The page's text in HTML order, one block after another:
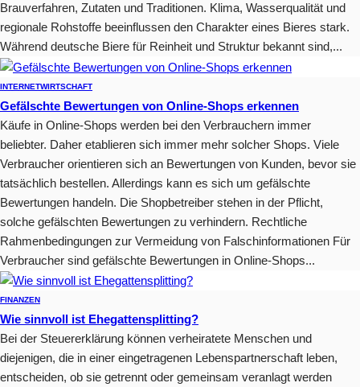
Brauverfahren, Zutaten und Traditionen. Klima, Wasserqualität und
regionale Rohstoffe beeinflussen den Charakter eines Bieres stark.
Während deutsche Biere für Reinheit und Struktur bekannt sind,...
INTERNETWIRTSCHAFT
Gefälschte Bewertungen von Online-Shops erkennen
Käufe in Online-Shops werden bei den Verbrauchern immer
beliebter. Daher etablieren sich immer mehr solcher Shops. Viele
Verbraucher orientieren sich an Bewertungen von Kunden, bevor sie
tatsächlich bestellen. Allerdings kann es sich um gefälschte
Bewertungen handeln. Die Shopbetreiber stehen in der Pflicht,
solche gefälschten Bewertungen zu verhindern. Rechtliche
Rahmenbedingungen zur Vermeidung von Falschinformationen Für
Verbraucher sind gefälschte Bewertungen in Online-Shops...
FINANZEN
Wie sinnvoll ist Ehegattensplitting?
Bei der Steuererklärung können verheiratete Menschen und
diejenigen, die in einer eingetragenen Lebenspartnerschaft leben,
entscheiden, ob sie getrennt oder gemeinsam veranlagt werden